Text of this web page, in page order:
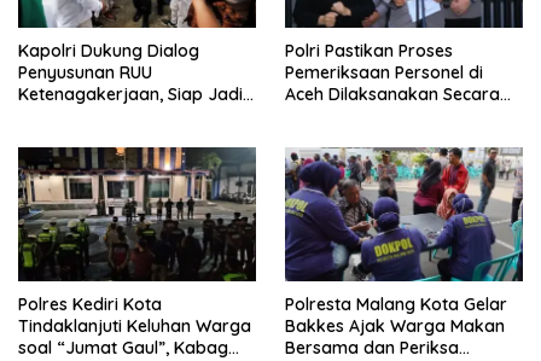
Kapolri Dukung Dialog
Penyusunan RUU
Ketenagakerjaan, Siap Jadi
Polri Pastikan Proses
Pemeriksaan Personel di
Aceh Dilaksanakan Secara
Polres Kediri Kota
Tindaklanjuti Keluhan Warga
soal “Jumat Gaul”, Kabag
Polresta Malang Kota Gelar
Bakkes Ajak Warga Makan
Bersama dan Periksa